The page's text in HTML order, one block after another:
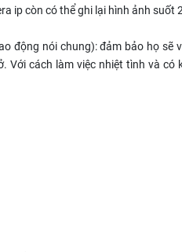
ip còn có thể ghi lại hình ảnh suốt
động nói chung): đảm bảo họ sẽ
Với cách làm việc nhiệt tình và có